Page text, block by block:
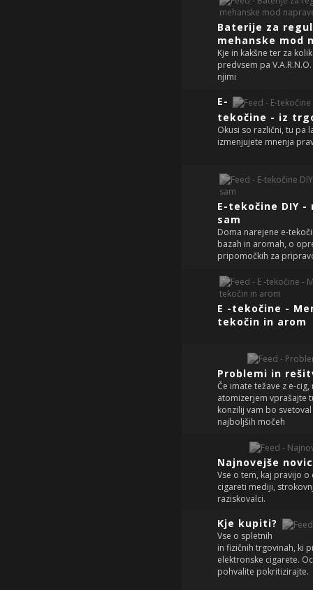
Baterije za
mehanske mod
Kje in kakšne ter za
predvsem pa
njimi
E-
tekočine - iz
Okusi so različni, tu pa
izmenjujete mnenja
E-tekočine DIY -
sam
Doma narejene e-
bazah in aromah, o
pripomočkih za
E -tekočine -
tekočin in arom
Problemi in
Če imate težave z e-
atomizerjem vprašajte
konzilij vam bo
najboljših močeh
Najnovejše
Vse o tem, kaj pravijo o
cigareti mediji,
raziskovalci.
Kje kupiti?
Vse o spletnih
in fizičnih trgovinah, ki
elektronske cigarete.
pohvalite pokritizirajte.